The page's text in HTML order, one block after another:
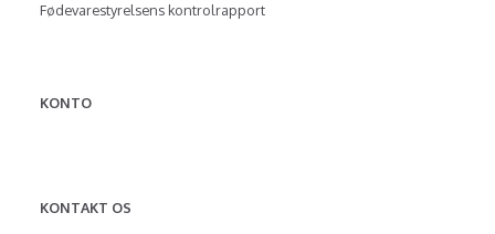
Fødevarestyrelsens kontrolrapport
KONTO
KONTAKT OS